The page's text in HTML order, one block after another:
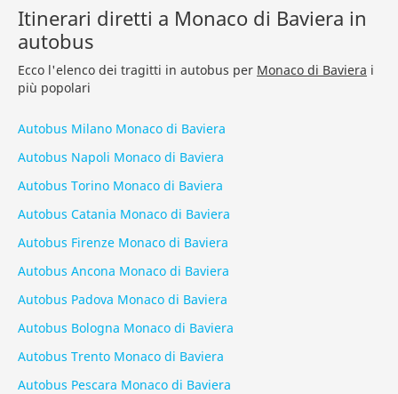
Itinerari diretti a Monaco di Baviera in
autobus
Ecco l'elenco dei tragitti in autobus per Monaco di Baviera i
più popolari
Autobus Milano Monaco di Baviera
Autobus Napoli Monaco di Baviera
Autobus Torino Monaco di Baviera
Autobus Catania Monaco di Baviera
Autobus Firenze Monaco di Baviera
Autobus Ancona Monaco di Baviera
Autobus Padova Monaco di Baviera
Autobus Bologna Monaco di Baviera
Autobus Trento Monaco di Baviera
Autobus Pescara Monaco di Baviera